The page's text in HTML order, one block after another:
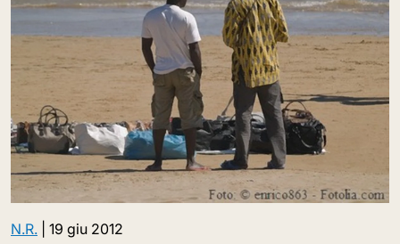
N.R. 19 giu 2012